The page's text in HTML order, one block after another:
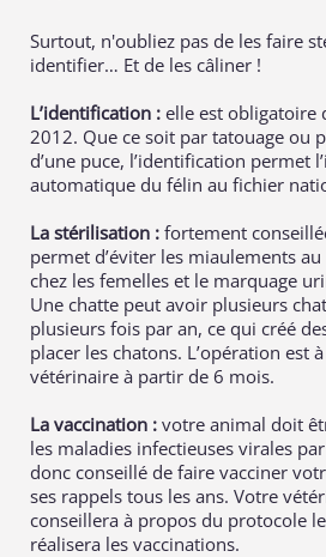
Surtout, n'oubliez pas de les faire
identifier… Et de les câliner !
L’identification : elle est obligatoire
2012. Que ce soit par tatouage ou
d’une puce, l’identification permet
automatique du félin au fichier
La stérilisation : fortement
permet d’éviter les miaulements
chez les femelles et le marquage
Une chatte peut avoir plusieurs
plusieurs fois par an, ce qui créé
placer les chatons. L’opération est
vétérinaire à partir de 6 mois.
La vaccination : votre animal doit
les maladies infectieuses virales
donc conseillé de faire vacciner
ses rappels tous les ans. Votre
conseillera à propos du protocole
réalisera les vaccinations.